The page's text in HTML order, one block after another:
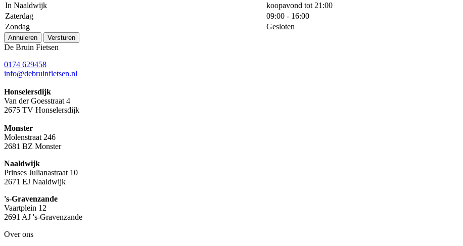
In Naaldwijk
koopavond tot 21:00
Zaterdag
09:00 - 16:00
Zondag
Gesloten
Annuleren Versturen
De Bruin Fietsen
0174 629458
info@debruinfietsen.nl
Honselersdijk
Van der Goesstraat 4
2675 TV Honselersdijk
Monster
Molenstraat 246
2681 BZ Monster
Naaldwijk
Prinses Julianastraat 10
2671 EJ Naaldwijk
's-Gravenzande
Vaartplein 12
2691 AJ 's-Gravenzande
Over ons